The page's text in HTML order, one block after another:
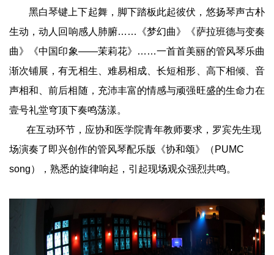
黑白琴键上下起舞，脚下踏板此起彼伏，悠扬琴声古朴
生动，动人回响感人肺腑……《梦幻曲》《萨拉班德与变奏
曲》《中国印象——茉莉花》……一首首美丽的管风琴乐曲
渐次铺展，有无相生、难易相成、长短相形、高下相倾、音
声相和、前后相随，充沛丰富的情感与顽强旺盛的生命力在
壹号礼堂穹顶下奏鸣荡漾。
在互动环节，应协和医学院青年教师要求，罗宾先生现
场演奏了即兴创作的管风琴配乐版《协和颂》（PUMC
song），熟悉的旋律响起，引起现场观众强烈共鸣。